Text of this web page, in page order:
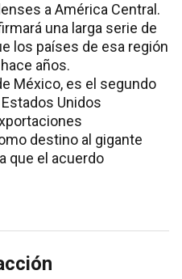
a América Central.
una larga serie de
los países de esa región
años.
México, es el segundo
Unidos
destino al gigante
que el acuerdo